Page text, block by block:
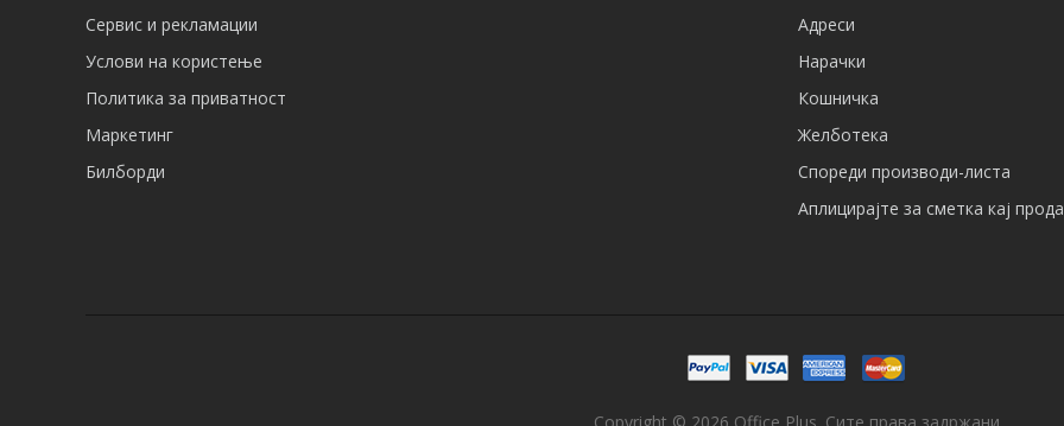
Сервис и рекламации
Услови на користење
Политика за приватност
Маркетинг
Билборди
Адреси
Нарачки
Кошничка
Желботека
Спореди производи-листа
Аплицирајте за сметка кај